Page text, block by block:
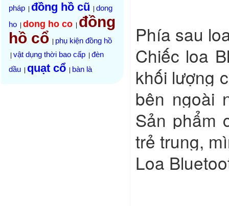
pháp
đồng hồ cũ
dong
ho
dong ho co
đồng
hồ cổ
phụ kiện đồng hồ
vật dụng thời bao cấp
đèn
dầu
quạt cổ bàn là
Phía sau
Chiếc loa
khối lượng
bên ngoài
Sản phẩm
trẻ trung,
Loa